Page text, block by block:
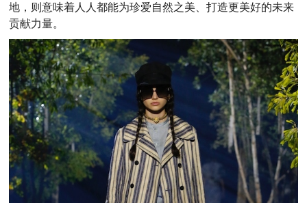
地，则意味着人人都能为珍爱自然之美、打造更美好的未来
贡献力量。